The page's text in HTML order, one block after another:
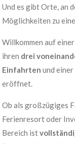
Und es gibt Orte, an
Möglichkeiten zu
Willkommen auf
ihren drei
Einfahrten und
eröffnet.
Ob als großzügiges
Ferienresort oder
Bereich ist